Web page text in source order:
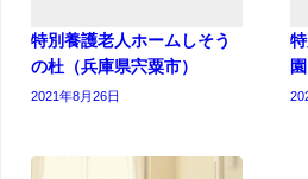
特別養護老人ホームしそう
の杜（兵庫県宍粟市）
2021年8月26日